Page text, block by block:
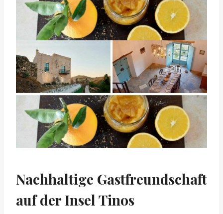
Nachhaltige Gastfreundschaft
auf der Insel Tinos